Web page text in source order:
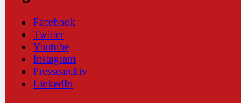
Facebook
Twitter
Youtube
Instagram
Pressearchiv
LinkedIn